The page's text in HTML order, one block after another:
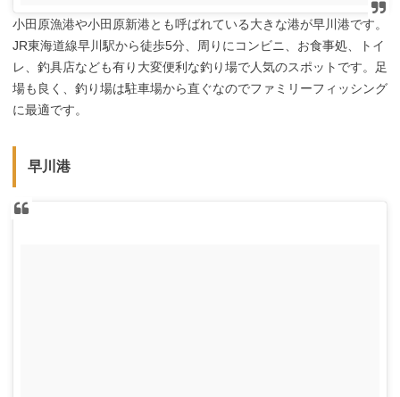
小田原漁港や小田原新港とも呼ばれている大きな港が早川港です。
JR東海道線早川駅から徒歩5分、周りにコンビニ、お食事処、トイ
レ、釣具店なども有り大変便利な釣り場で人気のスポットです。足
場も良く、釣り場は駐車場から直ぐなのでファミリーフィッシング
に最適です。
早川港